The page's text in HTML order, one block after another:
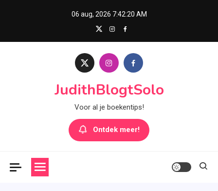
06 aug, 2026 7:42:21 AM
JudithBlogtSolo
Voor al je boekentips!
Ontdek meer!